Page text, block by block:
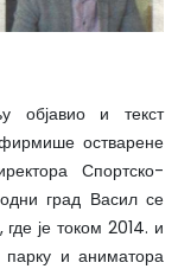
објавио и текст
остварене
Спортско-
град Васил се
је током 2014. и
и аниматора